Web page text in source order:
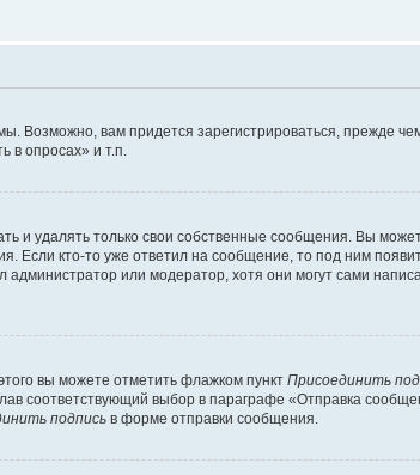
вам придется зарегистрироваться, прежде
опросах» и т.п.
удалять только свои собственные сообщения. Вы
Если кто-то уже ответил на сообщение, то под ним
или модератор, хотя они могут сами
вы можете отметить флажком пункт Присоединить
соответствующий выбор в параграфе «Отправка
подпись в форме отправки сообщения.